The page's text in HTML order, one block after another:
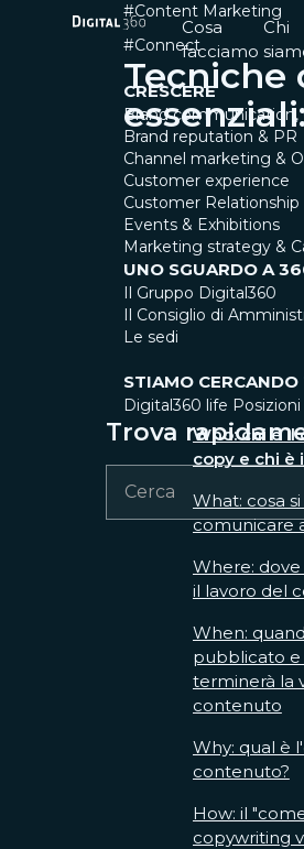
Cosa
facciamo
Chi
CRESCERE
Brand
Brand reputation & PR
Channel marketing &
Customer experience
Customer
Events & Exhibitions
Marketing strategy &
UNO SGUARDO A
Il Gruppo Digital360
Il Consiglio di
Le sedi
STIAMO CERCANDO
Digital360 life
Trova
#Content Marketing
#Connect
Who: chi è il
copy e chi è
What: cosa
comunicare
Where:
il lavoro del
When:
pubblicato e
terminerà la
contenuto
Why: qual è
contenuto?
How: il
copywriting